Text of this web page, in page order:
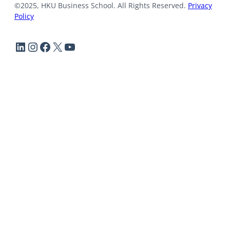
©2025, HKU Business School. All Rights Reserved. Privacy
Policy
LinkedIn
Instagram
Facebook
X YouTube